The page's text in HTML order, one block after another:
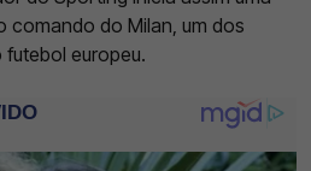
comando do Milan, um dos
europeu.